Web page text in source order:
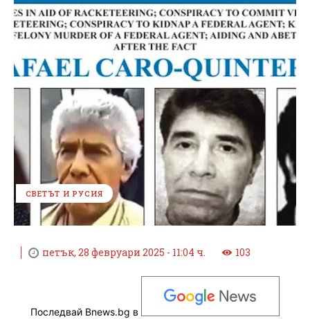
СВЕТЪТ И РУСИЯ
петък, 28 февруари 2025 - 11:04 ч. 103
Последвай Bnews.bg в